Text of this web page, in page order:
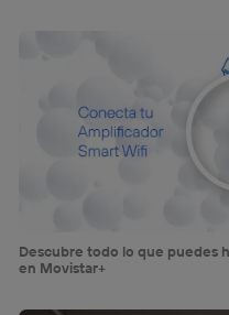
Descubre todo lo que puedes
en Movistar+